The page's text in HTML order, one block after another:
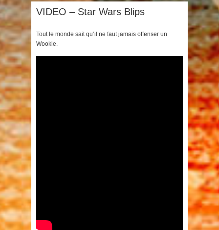
VIDEO – Star Wars Blips
Tout le monde sait qu’il ne faut jamais offenser un
Wookie.